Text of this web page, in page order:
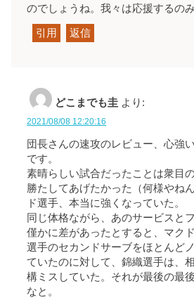
のでしょうね。我々は応援するのみ
引用 返信
どこまでも圭 より:
2021/08/08 12:20:16
団長さんの速攻のレビュー、心強
です。
素晴らしい試合だったことは衆目
勝たしてあげたかった（何様やね
ド選手、本当に強くなっていた。
同じ体格ながら、あのサービスと
僅かに差があったとすると、マク
選手のセカンドサーブをほとんど
ていたのに対して、錦織選手は、
構ミスしていた。それが最後の最
なと。